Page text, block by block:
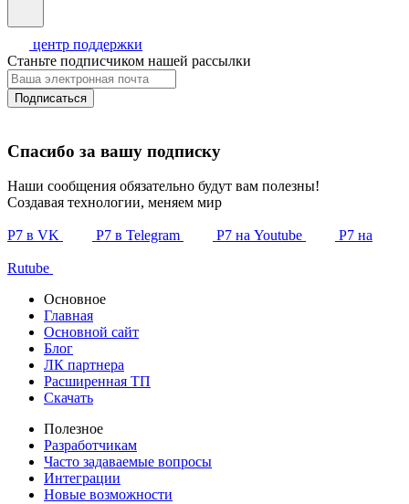
центр поддержки
Станьте подписчиком нашей рассылки
Подписаться
Спасибо за вашу подписку
Наши сообщения обязательно будут вам полезны!
Создавая технологии, меняем мир
Р7 в VK Р7 в Telegram Р7 на Youtube Р7 на
Rutube
Основное
Главная
Основной сайт
Блог
ЛК партнера
Расширенная ТП
Скачать
Полезное
Разработчикам
Часто задаваемые вопросы
Интеграции
Новые возможности